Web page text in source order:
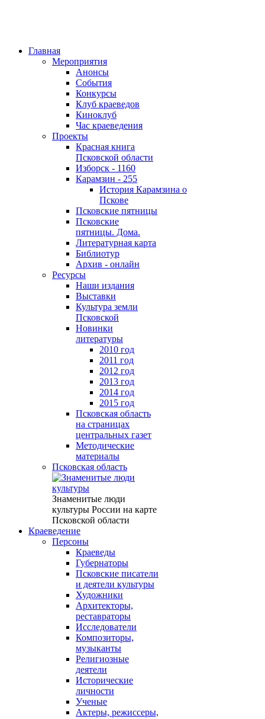
Главная
Мероприятия
Анонсы
События
Конкурсы
Клуб краеведов
Киноклуб
Час краеведения
Проекты
Красная книга
Псковской области
Изборск - 1160
Карамзин - 255
История Карамзина о
Пскове
Псковские пятницы
Псковские
пятницы. Дома.
Литературная карта
Библиотур
Архив - онлайн
Ресурсы
Наши издания
Выставки
Культура земли
Псковской
Новинки
литературы
2010 год
2011 год
2012 год
2013 год
2014 год
2015 год
Псковская область
на страницах
центральных газет
Методические
материалы
Псковская область
Знаменитые люди
культуры России на карте
Псковской области
Краеведение
Персоны
Краеведы
Губернаторы
Псковские писатели
и деятели культуры
Художники
Архитекторы,
реставраторы
Исследователи
Композиторы,
музыканты
Религиозные
деятели
Исторические
личности
Ученые
Актеры, режиссеры,